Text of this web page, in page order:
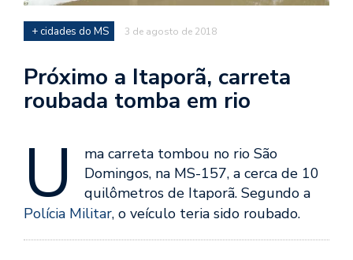
+ cidades do MS 3 de agosto de 2018
Próximo a Itaporã, carreta
roubada tomba em rio
U
ma carreta tombou no rio São
Domingos, na MS-157, a cerca de 10
quilômetros de Itaporã. Segundo a
Polícia Militar, o veículo teria sido roubado.